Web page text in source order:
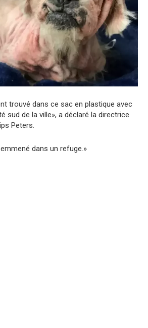
trouvé dans ce sac en plastique avec
sud de la ville», a déclaré la directrice
Peters.
dans un refuge.»